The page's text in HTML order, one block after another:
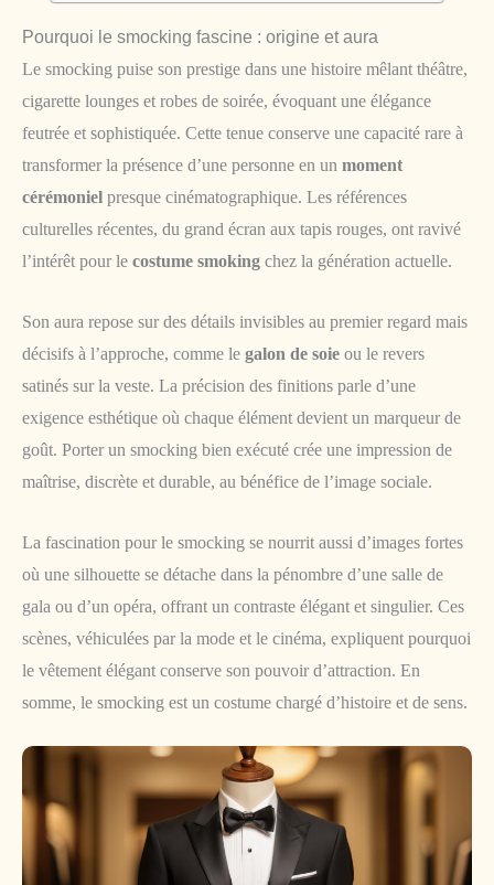
Pourquoi le smocking fascine : origine et aura
Le smocking puise son prestige dans une histoire mêlant théâtre,
cigarette lounges et robes de soirée, évoquant une élégance
feutrée et sophistiquée. Cette tenue conserve une capacité rare à
transformer la présence d’une personne en un moment
cérémoniel presque cinématographique. Les références
culturelles récentes, du grand écran aux tapis rouges, ont ravivé
l’intérêt pour le costume smoking chez la génération actuelle.
Son aura repose sur des détails invisibles au premier regard mais
décisifs à l’approche, comme le galon de soie ou le revers
satinés sur la veste. La précision des finitions parle d’une
exigence esthétique où chaque élément devient un marqueur de
goût. Porter un smocking bien exécuté crée une impression de
maîtrise, discrète et durable, au bénéfice de l’image sociale.
La fascination pour le smocking se nourrit aussi d’images fortes
où une silhouette se détache dans la pénombre d’une salle de
gala ou d’un opéra, offrant un contraste élégant et singulier. Ces
scènes, véhiculées par la mode et le cinéma, expliquent pourquoi
le vêtement élégant conserve son pouvoir d’attraction. En
somme, le smocking est un costume chargé d’histoire et de sens.